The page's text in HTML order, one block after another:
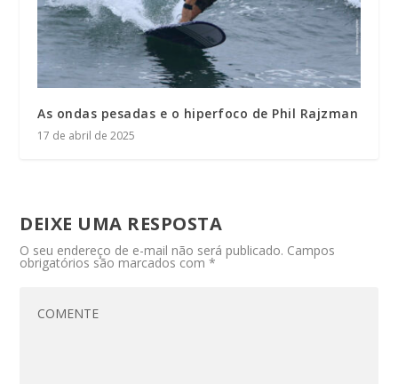
As ondas pesadas e o hiperfoco de Phil Rajzman
17 de abril de 2025
DEIXE UMA RESPOSTA
O seu endereço de e-mail não será publicado. Campos
obrigatórios são marcados com*